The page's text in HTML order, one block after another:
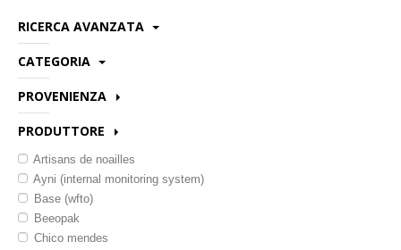
Documenti
RICERCA AVANZATA
Categoria:
CATEGORIA
Abbigliamento e accessori
Alimentari-bevande
Alimentari-caffe
Alimentari-confetture e miele
Alimentari-farine e pasta
Alimentari-frutta e semi
PROVENIENZA
Bangladesh
Colombia
Ghana
Haiti
India
Italia
PRODUTTORE
Artisans de noailles
Ayni (internal monitoring system)
Base (wfto)
Beeopak
Chico mendes